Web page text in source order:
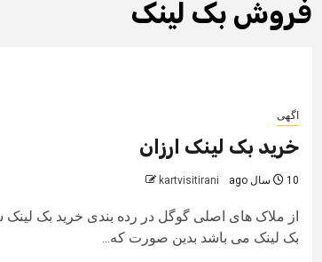
فروش بک لینک
اگهی
خرید بک لینک ارزان
10 سال ago kartvisitirani
از ملاک های اصلی گوگل در رده بندی خرید بک لینک
بک لینک می باشد بدین صورت که...